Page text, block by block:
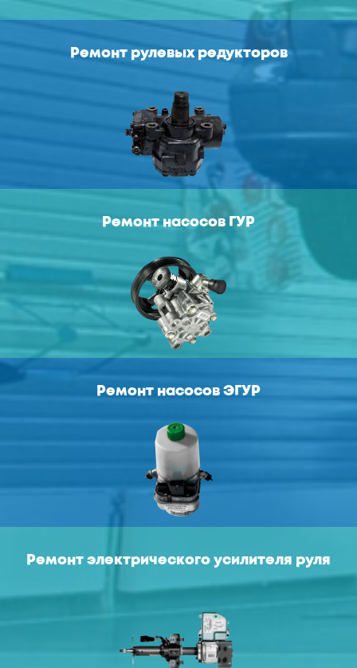
Ремонт рулевых редукторов
Ремонт насосов ГУР
Ремонт насосов ЭГУР
Ремонт электрического усилителя руля